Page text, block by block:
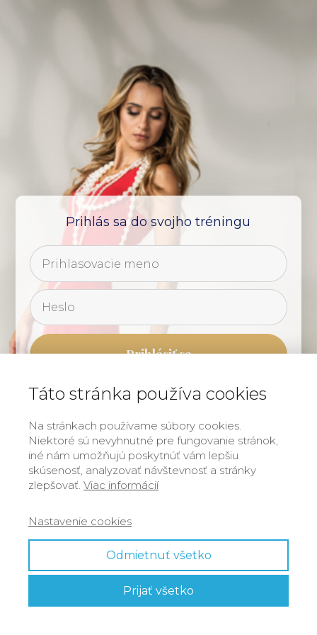
Prihlás sa do svojho tréningu
Prihlásiť sa
Zabudli ste heslo?
Táto stránka používa cookies
Na stránkach používame súbory cookies.
Niektoré sú nevyhnutné pre fungovanie stránok,
iné nám umožňujú poskytnúť vám lepšiu
skúsenosť, analyzovať návštevnosť a stránky
zlepšovať. Viac informácií
Nastavenie cookies
Odmietnuť všetko
Prijať všetko